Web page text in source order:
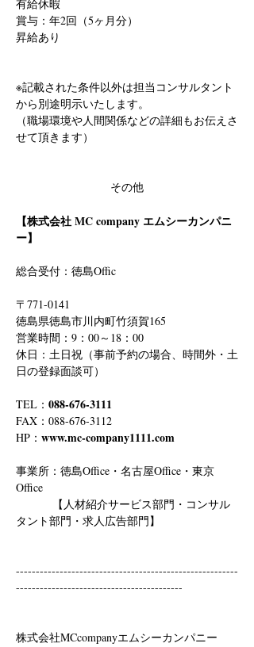
有給休暇
賞与：年2回（5ヶ月分）
昇給あり
※記載された条件以外は担当コンサルタント
から別途明示いたします。
（職場環境や人間関係などの詳細もお伝えさ
せて頂きます）
その他
【株式会社 MC company エムシーカンパニ
ー】
総合受付：徳島Offic
〒771-0141
徳島県徳島市川内町竹須賀165
営業時間：9：00～18：00
休日：土日祝（事前予約の場合、時間外・土
日の登録面談可）
TEL： 088-676-3111
FAX：088-676-3112
HP： www.mc-company1111.com
事業所：徳島Office・名古屋Office・東京
Office
【人材紹介サービス部門・コンサル
タント部門・求人広告部門】
--------------------------------------------------------
------------------------------------------
株式会社MCcompanyエムシーカンパニー